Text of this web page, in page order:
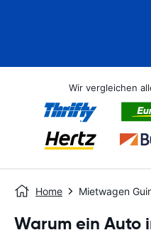
Wir vergleichen
Home Mietwagen
Warum ein Auto